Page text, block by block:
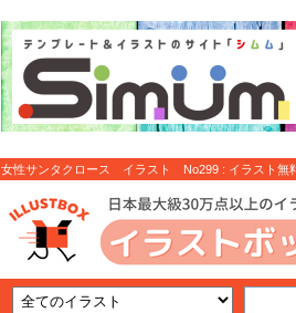
女性サンタクロース イラスト No299 : イラスト無